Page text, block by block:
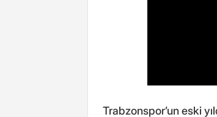
Trabzonspor’un eski